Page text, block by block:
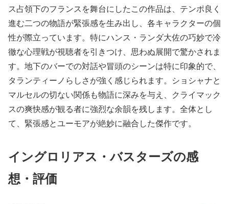
ス占領下のフランスを舞台にしたこの作品は、テンポ良く
進む二つの物語が緊張感を生み出し、各キャラクターの個
性が際立っています。特にハンス・ランダ大佐の巧妙で冷
徹な心理戦が視聴者を引きつけ、思わぬ展開で驚かされま
す。地下のバーでの対話や冒頭のシーンは特に印象的で、
タランティーノらしさが強く感じられます。ショシャナと
マルセルの切ない関係も物語に深みを与え、クライマック
スの爽快感が観る者に強烈な余韻を残します。全体とし
て、緊張感とユーモアが絶妙に融合した傑作です。
イングロリアス・バスターズの感
想・評価